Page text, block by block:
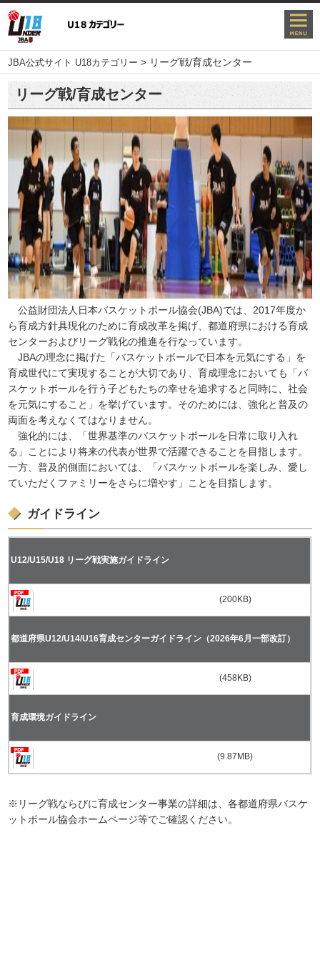
JBA公式サイト U18カテゴリー > リーグ戦/育成センター
リーグ戦/育成センター
公益財団法人日本バスケットボール協会(JBA)では、2017年度か
ら育成方針具現化のために育成改革を掲げ、都道府県における育成
センターおよびリーグ戦化の推進を行なっています。
JBAの理念に掲げた「バスケットボールで日本を元気にする」を
育成世代にて実現することが大切であり、育成理念においても「バ
スケットボールを行う子どもたちの幸せを追求すると同時に、社会
を元気にすること」を挙げています。そのためには、強化と普及の
両面を考えなくてはなりません。
強化的には、「世界基準のバスケットボールを日常に取り入れ
る」ことにより将来の代表が世界で活躍できることを目指します。
一方、普及的側面においては、「バスケットボールを楽しみ、愛し
ていただくファミリーをさらに増やす」ことを目指します。
ガイドライン
U12/U15/U18 リーグ戦実施ガイドライン
(200KB)
都道府県U12/U14/U16育成センターガイドライン（2026年6月一部改訂）
(458KB)
育成環境ガイドライン
(9.87MB)
※リーグ戦ならびに育成センター事業の詳細は、各都道府県バスケ
ットボール協会ホームページ等でご確認ください。